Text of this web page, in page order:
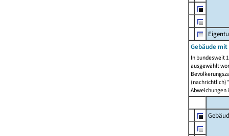
Gebäude
In bundesweit
ausgewählt
Abweichungen